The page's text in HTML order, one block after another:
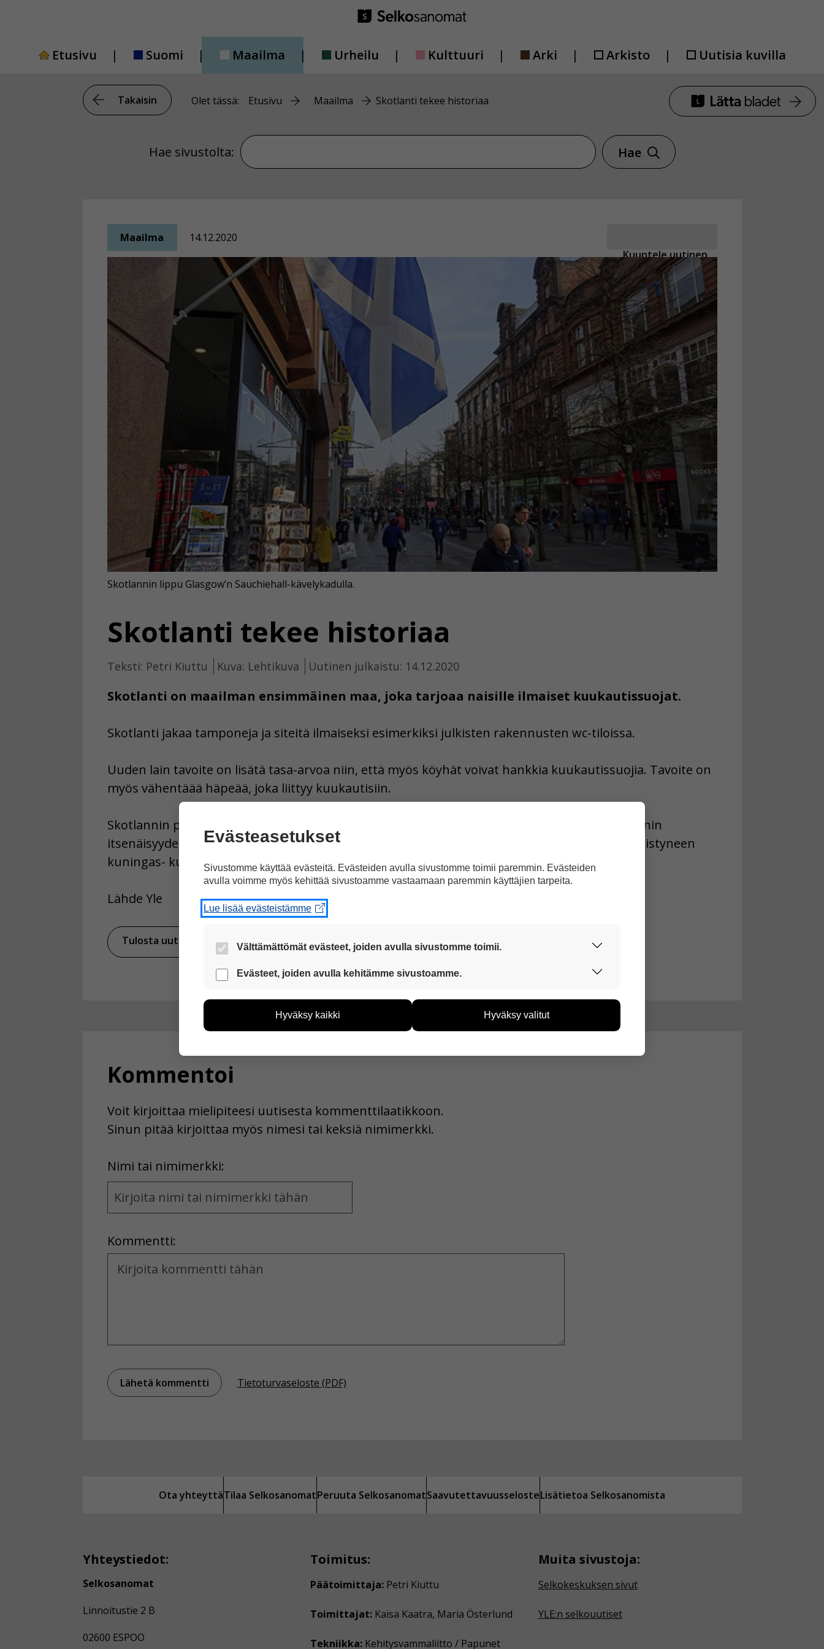
Etusivu
Suomi Maailma Urheilu Kulttuuri Arki Arkisto Uutisia kuvilla
Takaisin Olet tässä: Etusivu Maailma Skotlanti tekee historiaa
Hae sivustolta: Hae sivustolta
Hae
Kuuntele uutinen
Maailma 14.12.2020
Skotlanti tekee historiaa
Teksti: Petri Kiuttu Kuva: Lehtikuva Uutinen julkaistu: 14.12.2020
Skotlanti on maailman ensimmäinen maa, joka tarjoaa naisille ilmaiset kuukautissuojat.
Skotlannin lippu Glasgow’n Sauchiehall-kävelykadulla.
Skotlanti jakaa tamponeja ja siteitä ilmaiseksi esimerkiksi julkisten rakennusten wc-tiloissa.
Uuden lain tavoite on lisätä tasa-arvoa niin, että myös köyhät voivat hankkia kuukautissuojia. Tavoite on
myös vähentäää häpeää, joka liittyy kuukautisiin.
Skotlannin pääministeri Nicola Sturgeon haluaa järjestää uuden kansanäänestyksen Skotlannin
itsenäisyydestä. Skotit äänestivät itsenäisyydestä viimeksi vuonna 2014. Skotlanti kuuluu Yhdistyneen
kuningas- kuntaan eli Britanniaan.
Lähde Yle
Tulosta uutinen
Juttu kuvilla
Jaa Facebookissa
Kommentoi
Voit kirjoittaa mielipiteesi uutisesta kommenttilaatikkoon.
Sinun pitää kirjoittaa myös nimesi tai keksiä nimimerkki.
Nimi tai nimimerkki:
Name
and
Kommentti:
Kommentti
Tietoturvaseloste (PDF)
Ota yhteyttäTilaa SelkosanomatPeruuta SelkosanomatSaavutettavuusselosteLisätietoa Selkosanomista
Yhteystiedot:
Selkosanomat
Linnoitustie 2 B
02600 ESPOO
Toimitus:
Päätoimittaja: Petri Kiuttu
Toimittajat: Kaisa Kaatra, Maria Österlund
Tekniikka: Kehitysvammaliitto / Papunet
Muita sivustoja:
Selkokeskuksen sivut
YLE:n selkouutiset
Evästeasetukset
Sivustomme käyttää evästeitä. Evästeiden avulla sivustomme toimii paremmin. Evästeiden
avulla voimme myös kehittää sivustoamme vastaamaan paremmin käyttäjien tarpeita.
Lue lisää evästeistämme
Välttämättömät evästeet, joiden avulla sivustomme toimii.
Nämä evästeet ovat aina käytössä, jotta sivustoamme voi käyttää sujuvasti ja turvallisesti.
Evästeet, joiden avulla kehitämme sivustoamme.
voimme kehittää sivustoamme vastaamaan paremmin käyttäjien tarpeita. Tietoa kerätään
esimerkiksi kävijämääristä ja siitä, mitä sivuja käytetään ja miten sivuilla liikutaan. Emme
kuitenkaan kerää henkilötietoja kuten nimiä, eikä tietoja voi yhdistää yksittäiseen
Voit valita, hyväksytkö näiden evästeiden käytön.
Hyväksy kaikki Hyväksy valitut